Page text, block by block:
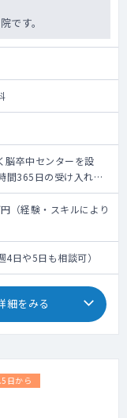
です。
卒中センターを設
間365日の受け入れ体
く、若手Dr.も多く在
います。
（経験・スキルにより
や5日も相談可）
細をみる
日から